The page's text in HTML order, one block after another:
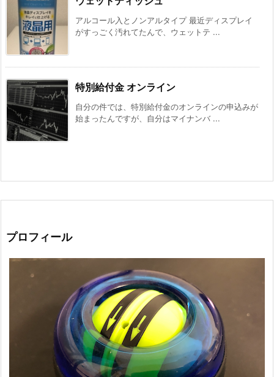
アルコール入とノンアルタイプ 最近ディスプレイ
がすっごく汚れてたんで、ウェットテ ...
特別給付金 オンライン
自分の件では、特別給付金のオンラインの申込みが
始まったんですが、自分はマイナンバ ...
プロフィール